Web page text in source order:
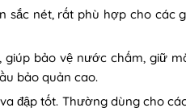
sắc nét, rất phù hợp cho
giúp bảo vệ nước chấm, giữ
bảo quản cao.
đập tốt. Thường dùng cho